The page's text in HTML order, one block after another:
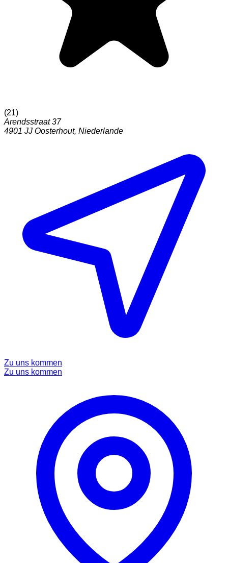
(21)
Arendsstraat 37
4901 JJ Oosterhout, Niederlande
Zu uns kommen
Zu uns kommen